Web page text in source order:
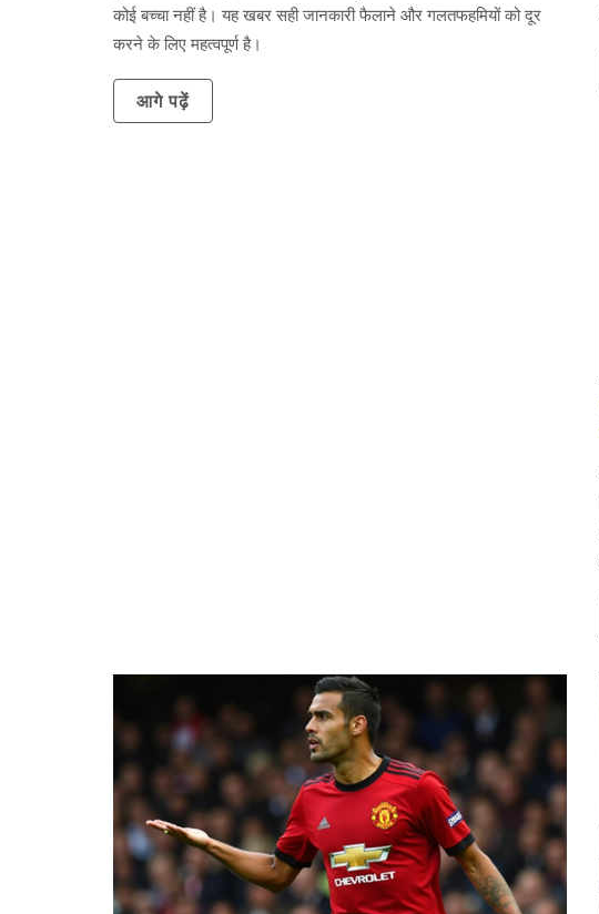
कोई बच्चा नहीं है। यह खबर सही जानकारी फैलाने और गलतफहमियों को दूर
करने के लिए महत्वपूर्ण है।
आगे पढ़ें